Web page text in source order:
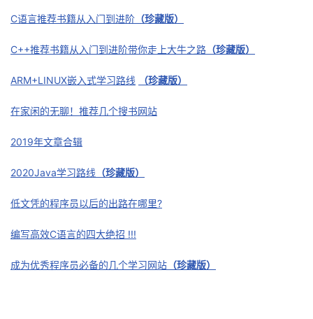
C语言推荐书籍从入门到进阶 （珍藏版）
C++推荐书籍从入门到进阶带你走上大牛之路 （珍藏版）
ARM+LINUX嵌入式学习路线 （珍藏版）
在家闲的无聊！推荐几个搜书网站
2019年文章合辑
2020Java学习路线 （珍藏版）
低文凭的程序员以后的出路在哪里?
编写高效C语言的四大绝招 !!!
成为优秀程序员必备的几个学习网站 （珍藏版）